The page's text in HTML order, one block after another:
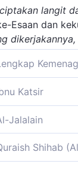
langit
Esaan dan
dikerjakannya,
Kemenag
bahwa
Tidak ada satu
memiliki
digunakan
Katsir
Swt.:
langit
Jalalain
langit
Shihab